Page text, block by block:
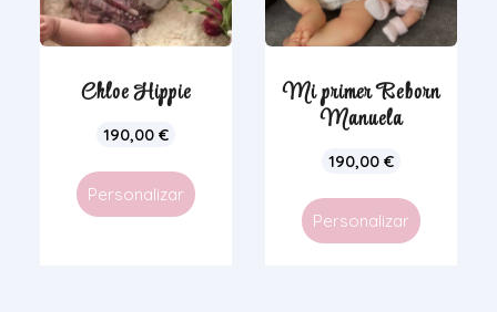
Chloe Hippie
190,00 €
Personalizar
Mi primer Reborn
Manuela
190,00€
Personalizar